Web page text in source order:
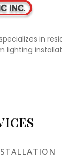
in
lighting